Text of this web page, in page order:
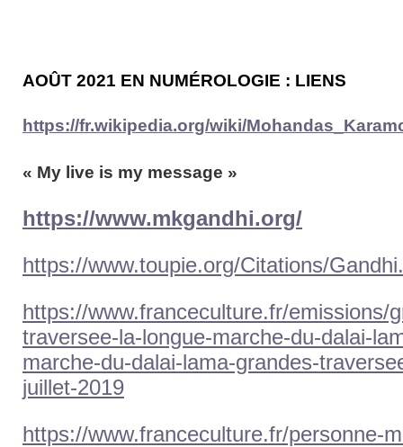
AOÛT 2021 EN NUMÉROLOGIE : LIENS
https://fr.wikipedia.org/wiki/
« My live is my message »
https://www.mkgandhi.org/
https://www.toupie.org/Citations/
https://www.franceculture.fr/emissions/
traversee-la-longue-marche-du-dalai-
marche-du-dalai-lama-grandes-
juillet-2019
https://www.franceculture.fr/personne-